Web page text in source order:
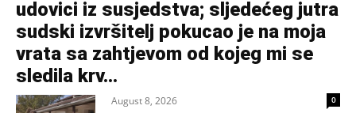
udovici iz susjedstva; sljedećeg jutra
sudski izvršitelj pokucao je na moja
vrata sa zahtjevom od kojeg mi se
sledila krv...
August 8, 2026 0